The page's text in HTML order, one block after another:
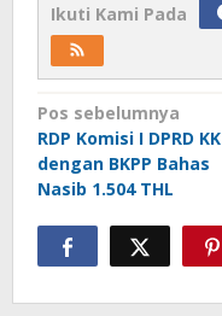
Ikuti Kami Pada
Navigasi
pos
Pos sebelumnya
RDP Komisi I DPRD KK
dengan BKPP Bahas
Nasib 1.504 THL